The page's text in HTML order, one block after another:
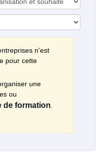
n'est
pour cette
une
ou
de formation